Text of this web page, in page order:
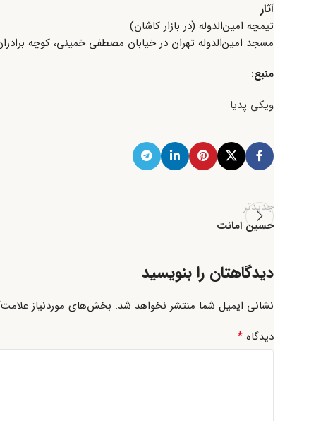
آثار
تیمچه امین‌الدوله (در بازار کاشان)
مسجد امین‌الدوله تهران در خیابان مصطفی خمینی، کوچه
منبع:
ویکی پدیا
جدیدتر
حسین امانت
دیدگاهتان را بنویسید
نشانی ایمیل شما منتشر نخواهد شد. بخش‌های موردنیاز
دیدگاه *